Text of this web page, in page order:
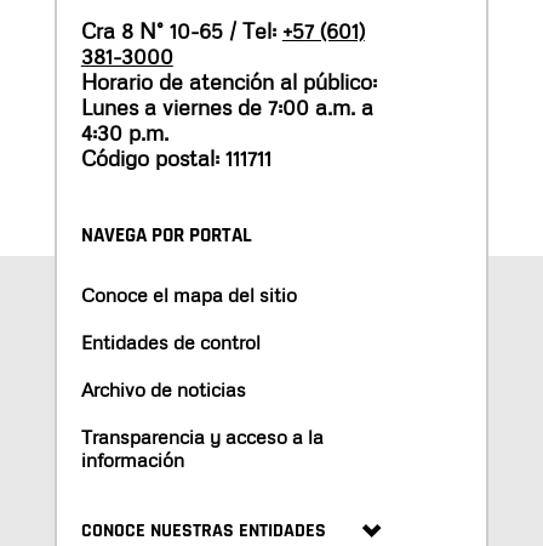
Cra 8 N° 10-65 / Tel: +57 (601)
381-3000
Horario de atención al público:
Lunes a viernes de 7:00 a.m. a
4:30 p.m.
Código postal: 111711
NAVEGA POR PORTAL
Conoce el mapa del sitio
Entidades de control
Archivo de noticias
Transparencia y acceso a la
información
CONOCE NUESTRAS ENTIDADES